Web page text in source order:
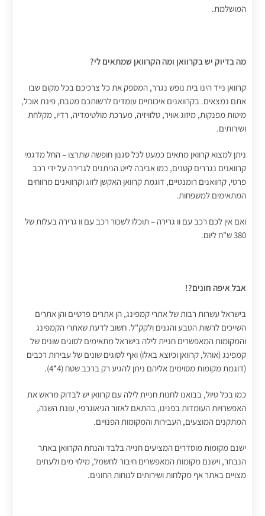
המושלמת.
מה בדיוק יש בקרוואן ומה הקרוואן שמתאים לי?
קרוואן נייד הינו בית נופש נגרר, המספק את כל צרכיכם בכל מקום שבו
אתם נמצאים. בקרוואנים איכותיים עומדים לרשותכם מטבח, פינת אוכל,
מיטות מפנקות, מיזוג אוויר, טלוויזיה, מערכת מולטימדיה, רדיו, מקלחת
ושירותים.
ניתן למצוא קרוואן מתאים כמעט לכל סגנון חופשה שתרצו – החל מדגמי
קרוואנים נגררים קטנים, כמו אביבה לייט הניתנים לגרירה על ידי רכב
פרטי, קרוואנים רומנטיים, דוגמת קרוואן האקשן לזוג וקרוואנים מרווחים
המתאימים למשפחות.
ואם אין לכם רכב עם וו גרירה – תוכלו לשכור רכב עם וו גרירה בעלות של
380 ש"ח ליום.
אבל איפה חונים?!
בישראל עשרות רבות של אתרי קמפינג, הן אתרים פרטיים והן אתרים
השייכים לרשות הטבע והגנים ולקק"ל. חשוב לדעת שאתרי הקמפינג
והמקומות המאפשרים חניית לילה בישראל מתאימים לסוגים שונים של
קמפינג (אוהל, קרוואן וכיוצא באלו) ואף לסוגים שונים של עבירות רכבים
(דוגמת מקומות מסוימים אליהם ניתן להגיע רק ברכב שטח (4*4).
כמו בכל טיול, בבואנו לחנות חניית לילה עם קרוואן יש לבדוק מראש את
האפשרויות העומדות בפנינו, בהתאם לאזור הגיאוגרפי, עונת השנה,
המתקנים המוצעים, העבירות והמקומות הפנויים.
ישנם מקומות מוסדרים המציעים חנייה בלבד והנחת הקרוואן באתר
הנבחר, וישנם מקומות המאפשרים חיבור לחשמל, מילוי מים ולעתים
מצויים באתר אף מקלחות ושירותים לנוחות החונים.